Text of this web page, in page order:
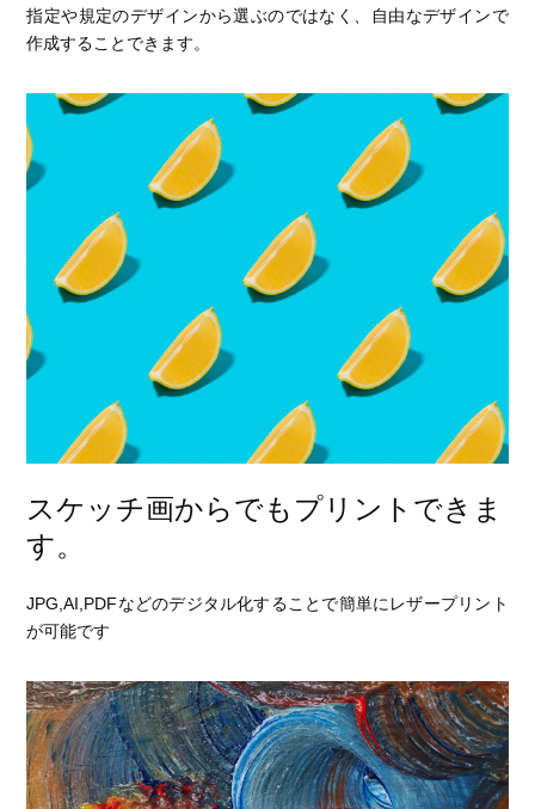
指定や規定のデザインから選ぶのではなく、自由なデザインで
作成することできます。
スケッチ画からでもプリントできま
す。
JPG,AI,PDFなどのデジタル化することで簡単にレザープリント
が可能です